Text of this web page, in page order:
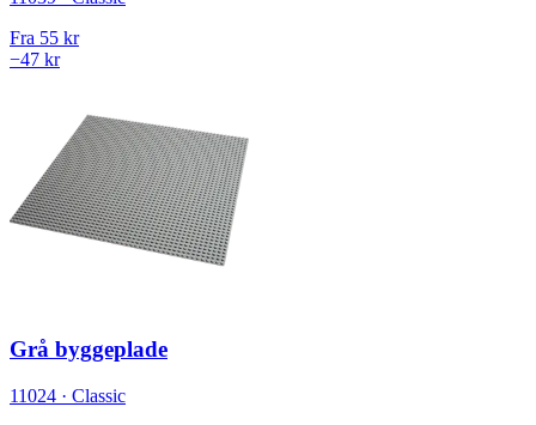
Fra 55 kr
−47 kr
Grå byggeplade
11024 · Classic